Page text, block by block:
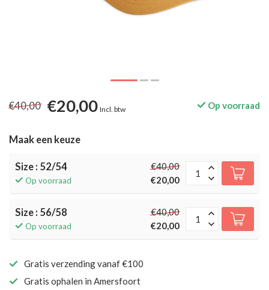
€40,00 €20,00 Incl. btw Op voorraad
Maak een keuze
Size : 52/54
Op voorraad
€40,00
€20,00
Size : 56/58
Op voorraad
€40,00
€20,00
Gratis verzending vanaf €100
Gratis ophalen in Amersfoort